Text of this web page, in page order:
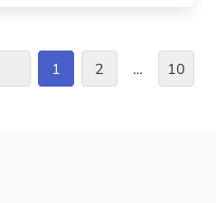
nichtmetallischer werkstoff (1)
1 2 … 10